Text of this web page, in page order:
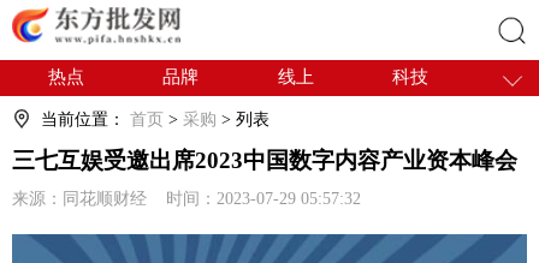
搜索
热点 品牌 线上
科技
干货
电商
会展
国内
当前位置： 首页 > 采购 > 列表
三七互娱受邀出席2023中国数字内容产业资本峰会
来源：同花顺财经 时间：2023-07-29 05:57:32